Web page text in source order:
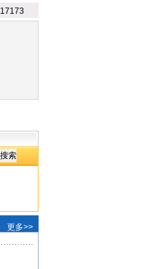
17173
更多>>